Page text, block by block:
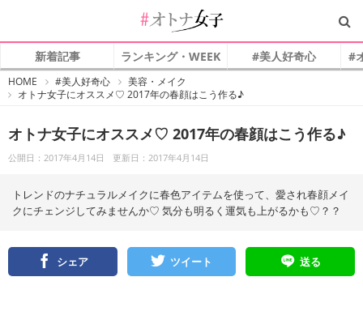
新着記事 ランキング・WEEK #美人好奇心 #
HOME
オ
ト
子
#美人好奇心
美容・メイク
オトナ女子にオススメ♡ 2017年の春顔はこう作る♪
オトナ女子にオススメ♡ 2017年の春顔はこう作る♪
公開日：2017年4月14日 更新日：2017年4月14日
トレンドのナチュラルメイクに春色アイテムを使って、愛され春顔メイ
クにチェンジしてみませんか♡ 気分も明るく運気も上がるかも♡？？
シェア ツイート 送る